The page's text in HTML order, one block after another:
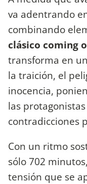
va adentrando
combinando
clásico coming
transforma en
la traición, el
inocencia,
las
contradicciones
Con un ritmo
sólo 702
tensión que se